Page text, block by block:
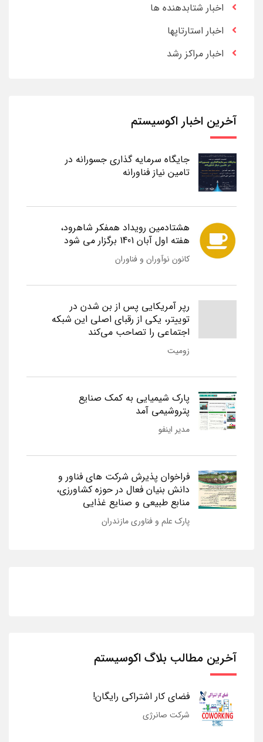
اخبار شتابدهنده ها
اخبار استارتاپها
اخبار مراکز رشد
آخرین اخبار اکوسیستم
جایگاه سرمایه گذاری جسورانه در
تامین نیاز فناورانه
هشتادمین رویداد همفکر شاهرود،
هفته اول آبان 1401 برگزار می شود
کانون نوآوران و فناوران
رپر آمریکایی پس از بن شدن در
توییتر، یکی از رقبای اصلی این شبکه
اجتماعی را تصاحب می‌کند
زومیت
پارک شیمیایی به کمک صنایع
پتروشیمی آمد
مدیر اینفو
فراخوان پذیرش شرکت های فناور و
دانش بنیان فعال در حوزه کشاورزی،
منابع طبیعی و صنایع غذایی
پارک علم و فناوری مازندران
آخرین مطالب بلاگ اکوسیستم
فضای کار اشتراکی رایگان!
شرکت صانرژی